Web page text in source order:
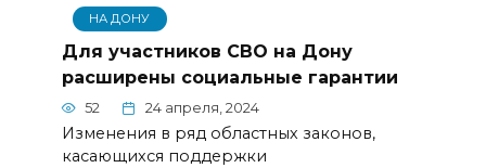
НА ДОНУ
Для участников СВО на Дону
расширены социальные гарантии
52 24 апреля, 2024
Изменения в ряд областных законов,
касающихся поддержки